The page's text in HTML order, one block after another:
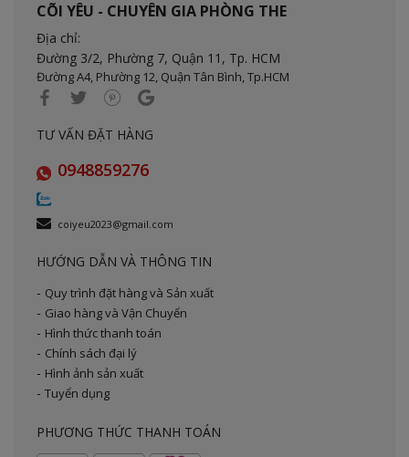
CÕI YÊU - CHUYÊN GIA PHÒNG THE
Địa chỉ:
Đường 3/2, Phường 7, Quận 11, Tp. HCM
Đường A4, Phường 12, Quận Tân Bình, Tp.HCM
TƯ VẤN ĐẶT HÀNG
0948859276
coiyeu2023@gmail.com
HƯỚNG DẪN VÀ THÔNG TIN
Quy trình đặt hàng và Sản xuất
Giao hàng và Vận Chuyển
Hình thức thanh toán
Chính sách đại lý
Hình ảnh sản xuất
Tuyển dụng
PHƯƠNG THỨC THANH TOÁN